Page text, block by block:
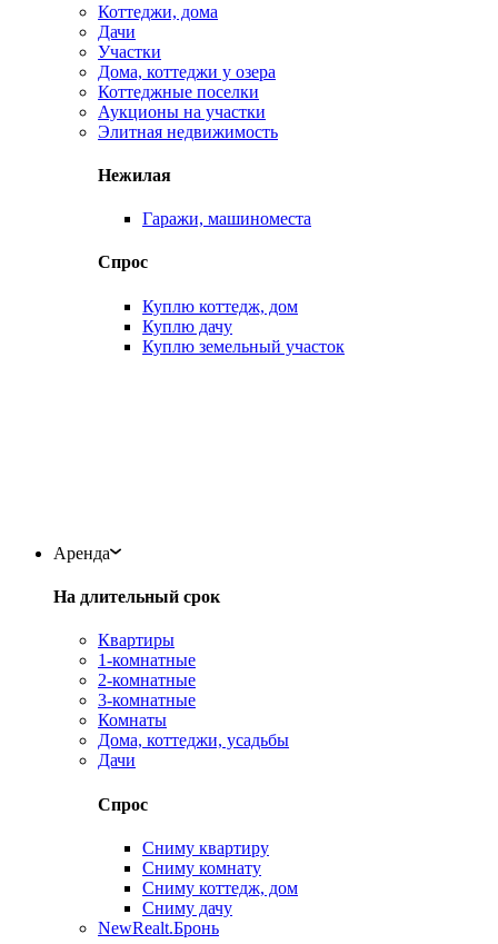
Коттеджи, дома
Дачи
Участки
Дома, коттеджи у озера
Коттеджные поселки
Аукционы на участки
Элитная недвижимость
Нежилая
Гаражи, машиноместа
Спрос
Куплю коттедж, дом
Куплю дачу
Куплю земельный участок
Аренда
На длительный срок
Квартиры
1-комнатные
2-комнатные
3-комнатные
Комнаты
Дома, коттеджи, усадьбы
Дачи
Спрос
Сниму квартиру
Сниму комнату
Сниму коттедж, дом
Сниму дачу
NewRealt.Бронь